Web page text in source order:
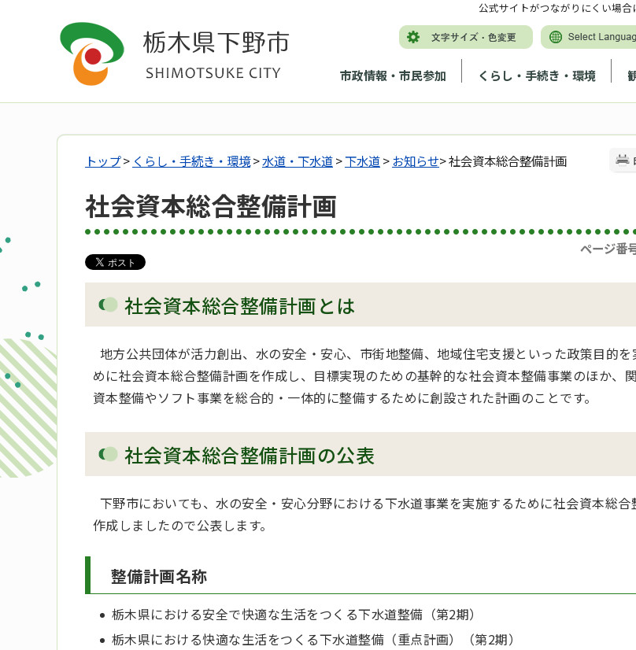
市政情報・市民参加 くらし・手続き・環境
公式サイトがつながりにくい場
トップ> くらし・手続き・環境>水道・下水道>下水道>お知らせ> 社会資本総合整備計画
社会資本総合整備計画
ページ番
社会資本総合整備計画とは
地方公共団体が活力創出、水の安全・安心、市街地整備、地域住宅支援といった政策目的を
めに社会資本総合整備計画を作成し、目標実現のための基幹的な社会資本整備事業のほか、
資本整備やソフト事業を総合的・一体的に整備するために創設された計画のことです。
社会資本総合整備計画の公表
下野市においても、水の安全・安心分野における下水道事業を実施するために社会資本総合
作成しましたので公表します。
整備計画名称
栃木県における安全で快適な生活をつくる下水道整備（第2期）
栃木県における快適な生活をつくる下水道整備（重点計画）（第2期）